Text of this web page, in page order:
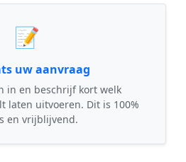
📝
uw aanvraag
in en beschrijf kort welk
laten uitvoeren. Dit is 100%
en vrijblijvend.